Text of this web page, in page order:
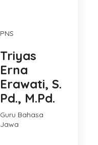
PNS
Triyas
Erna
Erawati, S.
Pd., M.Pd.
Guru Bahasa
Jawa